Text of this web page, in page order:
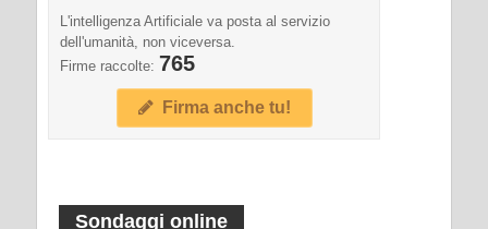
L'intelligenza Artificiale va posta al servizio
dell'umanità, non viceversa.
Firme raccolte: 765
Firma anche tu!
Sondaggi online